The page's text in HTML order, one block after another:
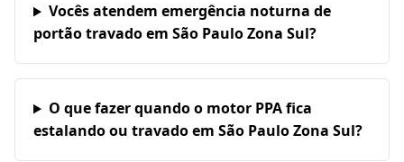
Vocês atendem emergência noturna de
portão travado em São Paulo Zona Sul?
O que fazer quando o motor PPA fica
estalando ou travado em São Paulo Zona Sul?